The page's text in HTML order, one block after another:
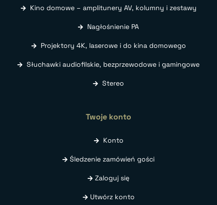
Kino domowe – amplitunery AV, kolumny i zestawy
Nagłośnienie PA
Projektory 4K, laserowe i do kina domowego
Słuchawki audiofilskie, bezprzewodowe i gamingowe
Stereo
Twoje konto
Konto
Śledzenie zamówień gości
Zaloguj się
Utwórz konto